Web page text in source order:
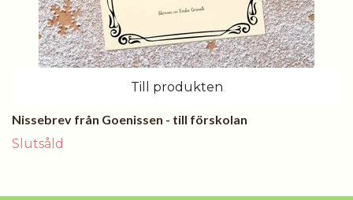
Till produkten
Nissebrev från Goenissen - till förskolan
Slutsåld